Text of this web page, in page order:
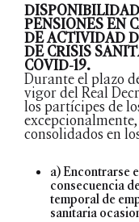
PENSIONES EN
DE ACTIVIDAD
DE CRISIS
COVID-19.
Durante el plazo
vigor del Real
los partícipes de
consolidados en
a) Encontrarse
consecuencia
temporal de
sanitaria